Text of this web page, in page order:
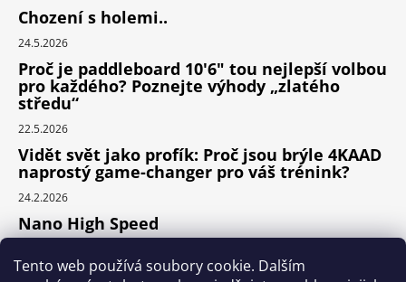
Tento web používá soubory cookie. Dalším
Chození s holemi..
24.5.2026
Proč je paddleboard 10'6" tou nejlepší volbou
pro každého? Poznejte výhody „zlatého
středu“
22.5.2026
Vidět svět jako profík: Proč jsou brýle 4KAAD
naprostý game-changer pro váš trénink?
24.2.2026
Nano High Speed
Nejlepší cyklodoplňky v porovnání cena /